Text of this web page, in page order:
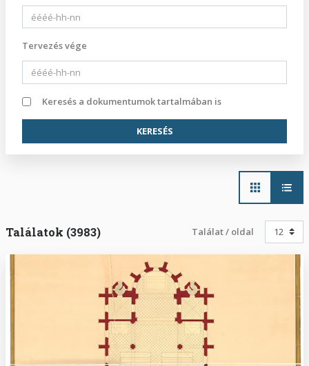
Tervezés vége
Keresés a dokumentumok tartalmában is
Main
navigation
Találatok (3983) Találat / oldal